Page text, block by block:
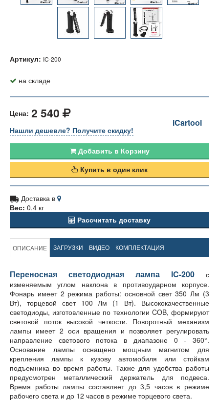
Артикул: IC-200
на складе
Цена: 2 540
iCartool
Нашли дешевле? Получите скидку!
Добавить в Корзину
Купить в один клик
Доставка в
Вес: 0.4 кг
Рассчитать доставку
ОПИСАНИЕ ЗАГРУЗКИ ВИДЕО КОМПЛЕКТАЦИЯ
Переносная светодиодная лампа IC-200 с
изменяемым углом наклона в противоударном корпусе.
Фонарь имеет 2 режима работы: основной свет 350 Лм (3
Вт), торцевой свет 100 Лм (1 Вт). Высококачественные
светодиоды, изготовленные по технологии COB, формируют
световой поток высокой четкости. Поворотный механизм
лампы имеет 2 оси вращения и позволяет регулировать
направление светового потока в диапазоне 0 - 360°.
Основание лампы оснащено мощным магнитом для
крепления лампы к кузову автомобиля или стойкам
подъемника во время работы. Также для удобства работы
предусмотрен металлический держатель для подвеса.
Время работы лампы составляет до 3,5 часов в режиме
рабочего света и до 12 часов в режиме торцевого света.